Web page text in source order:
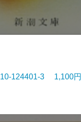
124401-3 1,100